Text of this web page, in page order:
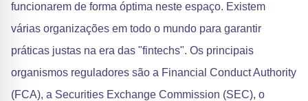
funcionarem de forma óptima neste espaço. Existem
várias organizações em todo o mundo para garantir
práticas justas na era das "fintechs". Os principais
organismos reguladores são a Financial Conduct Authority
(FCA), a Securities Exchange Commission (SEC), o